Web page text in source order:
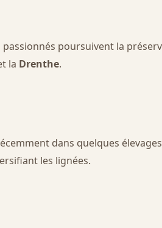
passionnés poursuivent la
la Drenthe.
dans quelques
les lignées.